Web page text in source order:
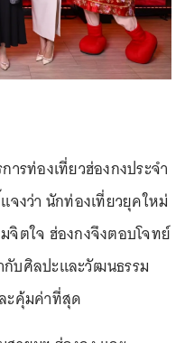
รท่องเที่ยวฮ่องกงประจำ
จงว่า นักท่องเที่ยวยุคใหม่
จิตใจ ฮ่องกงจึงตอบโจทย์
บศิลปะและวัฒนธรรม
ะคุ้มค่าที่สุด